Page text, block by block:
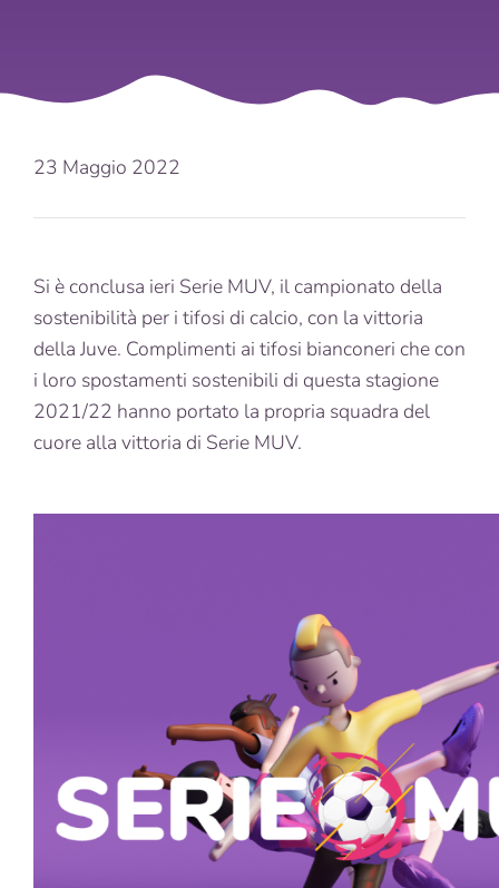
23 Maggio 2022
Si è conclusa ieri Serie MUV, il campionato della
sostenibilità per i tifosi di calcio, con la vittoria
della Juve. Complimenti ai tifosi bianconeri che con
i loro spostamenti sostenibili di questa stagione
2021/22 hanno portato la propria squadra del
cuore alla vittoria di Serie MUV.